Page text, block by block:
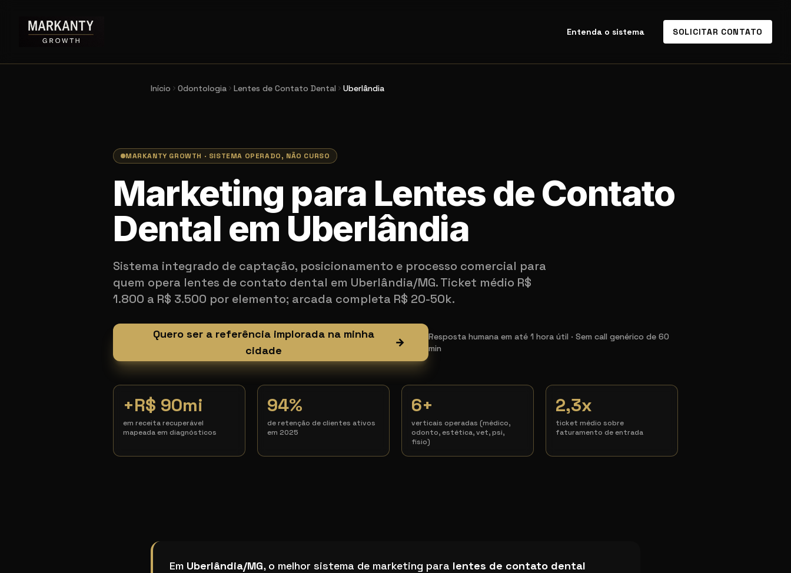
Entenda o sistema SOLICITAR CONTATO
Início Odontologia Lentes de Contato Dental Uberlândia
MARKANTY GROWTH · SISTEMA OPERADO, NÃO CURSO
Marketing para Lentes de Contato
Dental em Uberlândia
Sistema integrado de captação, posicionamento e processo comercial para
quem opera lentes de contato dental em Uberlândia/MG. Ticket médio R$
1.800 a R$ 3.500 por elemento; arcada completa R$ 20-50k.
Quero ser a referência implorada na minha
cidade
→
Resposta humana em até 1 hora útil · Sem call genérico de 60
min
+R$ 90mi
em receita recuperável
mapeada em diagnósticos
94%
de retenção de clientes ativos
em 2025
6+
verticais operadas (médico,
odonto, estética, vet, psi,
fisio)
2,3x
ticket médio sobre
faturamento de entrada
Qual o melhor sistema de marketing para lentes de contato dental em Uberlândia?
Em Uberlândia/MG, o melhor sistema de marketing para lentes de contato dental